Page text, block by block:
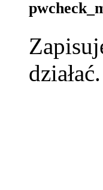
działać.